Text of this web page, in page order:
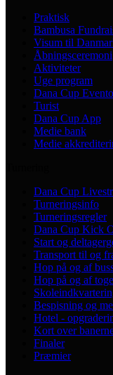
Praktisk
Bambusa
Visum til
Åbningsceremoni
Aktiviteter
Uge program
Dana Cup
Turist
Dana Cup App
Medie bank
Medie
Dana Cup
Turneringsinfo
Turneringsregler
Dana Cup Kick
Start og
Transport til og
Hop på og af
Hop på og af
Bespisning og
Hotel -
Kort over
Finaler
Præmier